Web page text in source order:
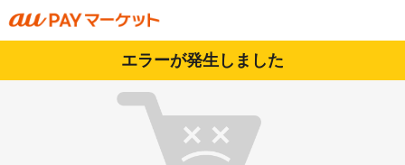
エラーが発生しました